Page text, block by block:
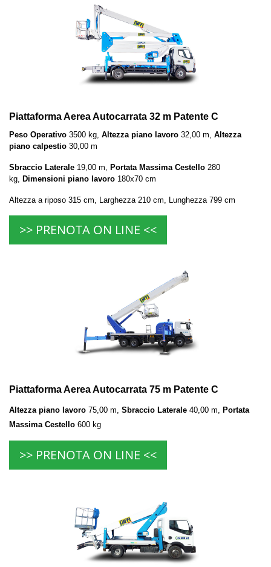
Piattaforma Aerea Autocarrata 32 m Patente C
Peso Operativo 3500 kg, Altezza piano lavoro 32,00 m, Altezza
piano calpestio 30,00 m
Sbraccio Laterale 19,00 m, Portata Massima Cestello 280
kg, Dimensioni piano lavoro 180x70 cm
Altezza a riposo 315 cm, Larghezza 210 cm, Lunghezza 799 cm
>> PRENOTA ON LINE <<
Piattaforma Aerea Autocarrata 75 m Patente C
Altezza piano lavoro 75 ,00 m, Sbraccio Laterale 40 ,00 m,
Portata
Massima Cestello 600 kg
>> PRENOTA ON LINE <<